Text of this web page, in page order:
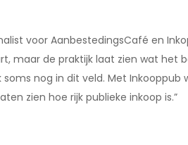
voor AanbestedingsCafé en
maar de praktijk laat zien wat het
nog in dit veld. Met Inkooppub
zien hoe rijk publieke inkoop is.”